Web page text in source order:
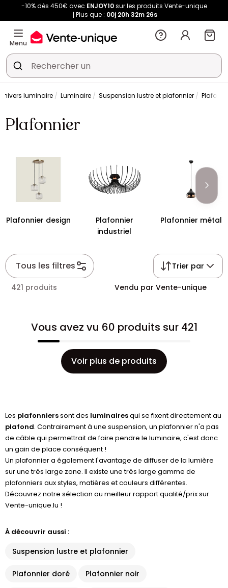
-10% dès 450€ avec ENJOY10sur les produits Vente-unique
Plus que : 00j 20h 32m 26s
Menu
Univers luminaire Luminaire Suspension lustre et plafonnier
Plafonnier
Plafonnier design
Plafonnier
industriel
Plafonnier métal
Tous les filtres Trier par
421 produits Vendu par Vente-unique
Vous avez vu 60 produits sur 421
Voir plus de produits
Les plafonnierssont des luminairesqui se fixent directement au
plafond. Contrairement à une suspension, un plafonnier n'a pas
de câble qui permettrait de faire pendre le luminaire, c'est donc
un gain de place conséquent !
Un plafonnier a également l'avantage de diffuser de la lumière
sur une très large zone. Il existe une très large gamme de
plafonniers aux styles, matières et couleurs différentes.
Découvrez notre sélection au meilleur rapport qualité/prix sur
Vente-unique.lu !
À découvrir aussi :
Suspension lustre et plafonnier
Plafonnier doré Plafonnier noir